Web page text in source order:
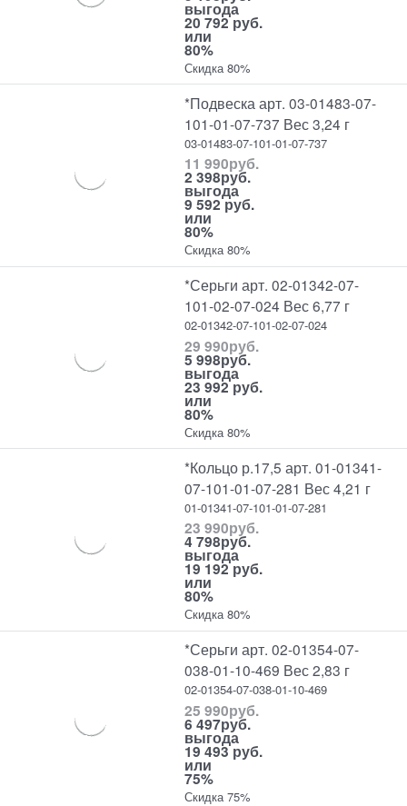
выгода
20 792 руб.
или
80%
Скидка 80%
*Подвеска арт. 03-01483-07-
101-01-07-737 Вес 3,24 г
03-01483-07-101-01-07-737
11 990руб.
2 398руб.
выгода
9 592 руб.
или
80%
Скидка 80%
*Серьги арт. 02-01342-07-
101-02-07-024 Вес 6,77 г
02-01342-07-101-02-07-024
29 990руб.
5 998руб.
выгода
23 992 руб.
или
80%
Скидка 80%
*Кольцо р.17,5 арт. 01-01341-
07-101-01-07-281 Вес 4,21 г
01-01341-07-101-01-07-281
23 990руб.
4 798руб.
выгода
19 192 руб.
или
80%
Скидка 80%
*Серьги арт. 02-01354-07-
038-01-10-469 Вес 2,83 г
02-01354-07-038-01-10-469
25 990руб.
6 497руб.
выгода
19 493 руб.
или
75%
Скидка 75%